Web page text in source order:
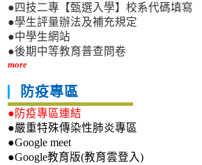
●四技二專【甄選入學】校系代碼填寫
●學生評量辦法及補充規定
●中學生網站
●後期中等教育普查問卷
more
防疫專區
●防疫專區連結
●嚴重特殊傳染性肺炎專區
●Google meet
●Google教育版(教育雲登入)